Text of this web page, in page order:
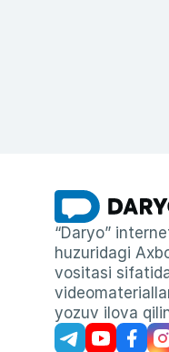
“Daryo”
huzuridagi
vositasi
yozuv ilova